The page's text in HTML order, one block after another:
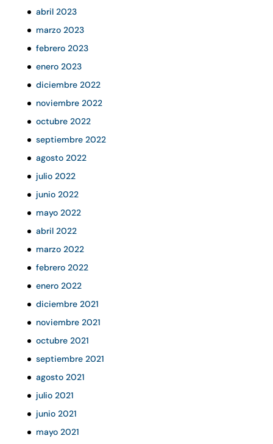
abril 2023
marzo 2023
febrero 2023
enero 2023
diciembre 2022
noviembre 2022
octubre 2022
septiembre 2022
agosto 2022
julio 2022
junio 2022
mayo 2022
abril 2022
marzo 2022
febrero 2022
enero 2022
diciembre 2021
noviembre 2021
octubre 2021
septiembre 2021
agosto 2021
julio 2021
junio 2021
mayo 2021